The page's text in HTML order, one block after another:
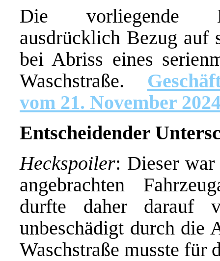
Die vorliegende
ausdrücklich Bezug auf
bei Abriss eines
Waschstraße.
vom 21. November
Entscheidender
Heckspoiler: Dieser war
angebrachten
durfte daher darauf
unbeschädigt durch die
Waschstraße musste für